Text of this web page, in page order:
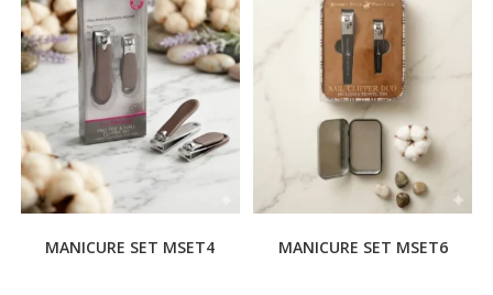
MANICURE SET MSET4 MANICURE SET MSET6